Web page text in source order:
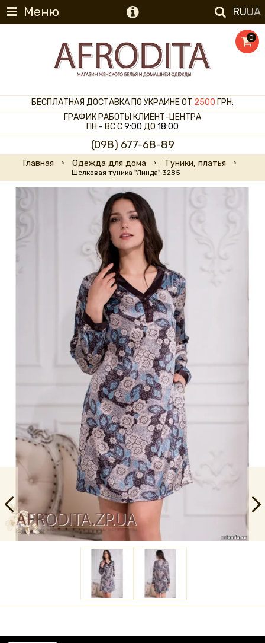
Меню RUUA
0
БЕСПЛАТНАЯ ДОСТАВКА ПО УКРАИНЕ ОТ 2500 ГРН.
ГРАФИК РАБОТЫ КЛИЕНТ-ЦЕНТРА
ПН - ВС С9:00 ДО 18:00
(098) 677-68-89
Главная Одежда для дома Туники, платья
Шелковая туника "Линда" 3285